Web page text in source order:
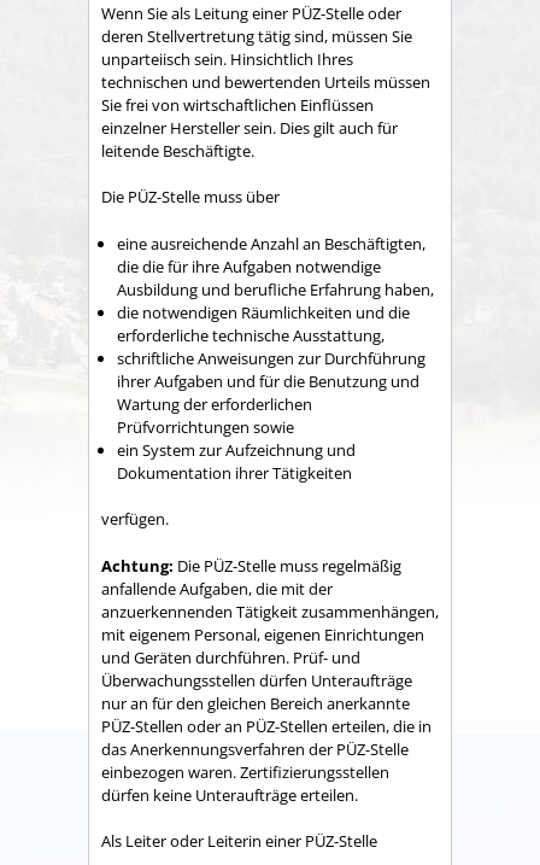
Wenn Sie als Leitung einer PÜZ-Stelle oder
deren Stellvertretung tätig sind, müssen Sie
unparteiisch sein. Hinsichtlich Ihres
technischen und bewertenden Urteils müssen
Sie frei von wirtschaftlichen Einflüssen
einzelner Hersteller sein. Dies gilt auch für
leitende Beschäftigte.
Die PÜZ-Stelle muss über
eine ausreichende Anzahl an Beschäftigten,
die die für ihre Aufgaben notwendige
Ausbildung und berufliche Erfahrung haben,
die notwendigen Räumlichkeiten und die
erforderliche technische Ausstattung,
schriftliche Anweisungen zur Durchführung
ihrer Aufgaben und für die Benutzung und
Wartung der erforderlichen
Prüfvorrichtungen sowie
ein System zur Aufzeichnung und
Dokumentation ihrer Tätigkeiten
verfügen.
Achtung: Die PÜZ-Stelle muss regelmäßig
anfallende Aufgaben, die mit der
anzuerkennenden Tätigkeit zusammenhängen,
mit eigenem Personal, eigenen Einrichtungen
und Geräten durchführen. Prüf- und
Überwachungsstellen dürfen Unteraufträge
nur an für den gleichen Bereich anerkannte
PÜZ-Stellen oder an PÜZ-Stellen erteilen, die in
das Anerkennungsverfahren der PÜZ-Stelle
einbezogen waren. Zertifizierungsstellen
dürfen keine Unteraufträge erteilen.
Als Leiter oder Leiterin einer PÜZ-Stelle